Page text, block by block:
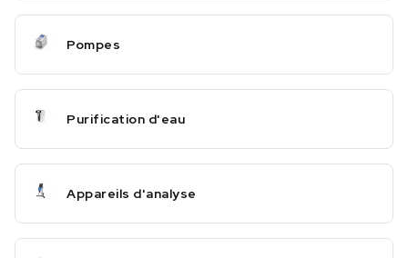
Pompes
Purification d'eau
Appareils d'analyse